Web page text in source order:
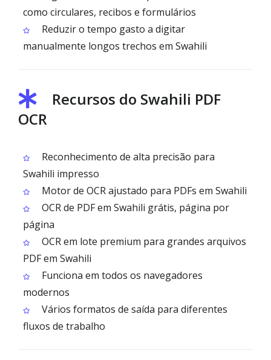
como circulares, recibos e formulários
Reduzir o tempo gasto a digitar
manualmente longos trechos em Swahili
Recursos do Swahili PDF
OCR
Reconhecimento de alta precisão para
Swahili impresso
Motor de OCR ajustado para PDFs em Swahili
OCR de PDF em Swahili grátis, página por
página
OCR em lote premium para grandes arquivos
PDF em Swahili
Funciona em todos os navegadores
modernos
Vários formatos de saída para diferentes
fluxos de trabalho